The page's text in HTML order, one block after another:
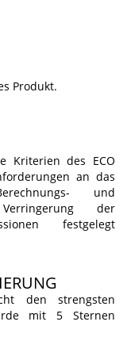
Produkt.
Kriterien des ECO
an das
und
der
festgelegt
den strengsten
mit 5 Sternen